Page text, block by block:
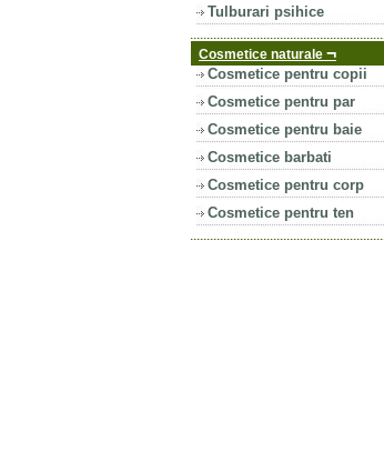
Tulburari psihice
Cosmetice naturale ¬
Cosmetice pentru copii
Cosmetice pentru par
Cosmetice pentru baie
Cosmetice barbati
Cosmetice pentru corp
Cosmetice pentru ten